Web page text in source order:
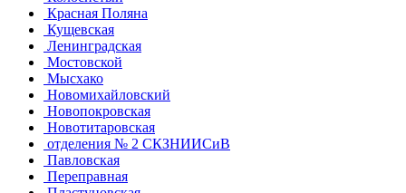
Красная Поляна
Кущевская
Ленинградская
Мостовской
Мысхако
Новомихайловский
Новопокровская
Новотитаровская
отделения № 2 СКЗНИИСиВ
Павловская
Переправная